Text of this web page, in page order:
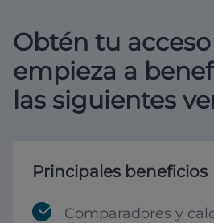
Obtén tu
empieza a
las siguientes
Principales beneficios
Comparadores y